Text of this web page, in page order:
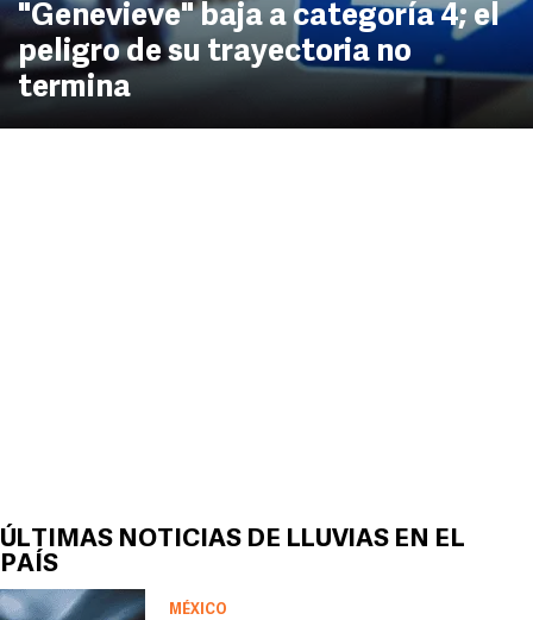
"Genevieve" baja a categoría 4; el
peligro de su trayectoria no
termina
ÚLTIMAS NOTICIAS DE LLUVIAS EN EL
PAÍS
MÉXICO